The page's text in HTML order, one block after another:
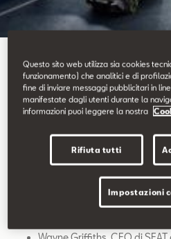
Business
Usato
SEAT Usato Certificato
Configuratore
Torna alle news
17.03.2025
Questo sito web utilizza sia cookies
funzionamento) che analitici e di
fine di inviare messaggi pubblicitari in
manifestate dagli utenti durante la
informazioni puoi leggere la nostra
Rifiuta tutti
Impostazioni